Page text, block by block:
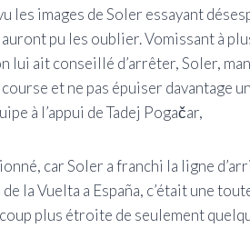
les images de Soler essayant
auront pu les oublier. Vomissant à
lui ait conseillé d’arrêter, Soler,
et ne pas épuiser davantage
à l’appui de Tadej Pogačar,
car Soler a franchi la ligne
la Vuelta a España, c’était une
plus étroite de seulement